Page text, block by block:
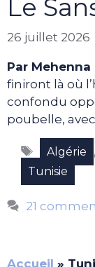
Le
26 juillet 2026
Par Mehenna
finiront là où
confondu
poubelle,
Algérie ,
Tunisie
21
Accueil »